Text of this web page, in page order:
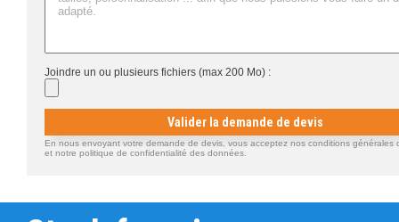
Joindre un ou plusieurs fichiers (max 200 Mo) :
Valider la demande de devis
En nous envoyant votre demande de devis, vous acceptez nos conditions générales
et notre politique de confidentialité des données.